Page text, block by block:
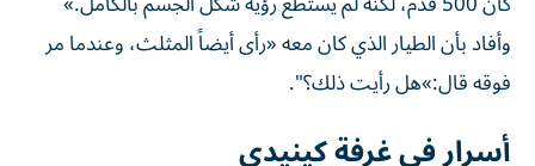
وأفاد بأن الطيار الذي كان معه «رأى أيضاً المثلث، وعندما مر
فوقه قال:»هل رأيت ذلك؟".
أسرار في غرفة كينيدي